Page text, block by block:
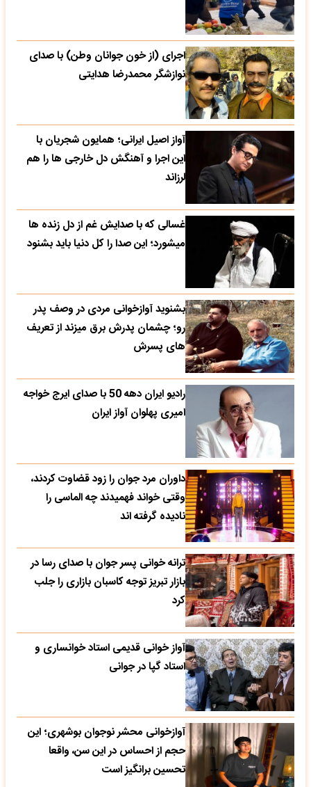
اجرای (از خون جوانان وطن) با صدای
نوازشگر محمدرضا هدایتی
آواز اصیل ایرانی؛ همایون شجریان با
این اجرا و آهنگش دل خارجی ها را هم
لرزاند
غسالی که با صدایش غم از دل زنده ها
میشورد؛ این صدا را کل دنیا باید بشنود
بشنوید آوازخوانی مردی در وصف پدر
رو؛ چشمان پدرش برق میزند از تعریف
های پسرش
رادیو ایران دهه 50 با صدای ایرج خواجه
امیری پهلوان آواز ایران
داوران مرد جوان را زود قضاوت کردند،
وقتی خواند فهمیدند چه الماسی را
نادیده گرفته اند
ترانه خوانی پسر جوان با صدای رسا در
بازار تبریز توجه کاسبان بازاری را جلب
کرد
آواز خوانی قدیمی استاد خوانساری و
استاد گپا در جوانی
آوازخوانی محشر نوجوان بوشهری؛ این
حجم از احساس در این سن، واقعا
تحسین‌ برانگیز است